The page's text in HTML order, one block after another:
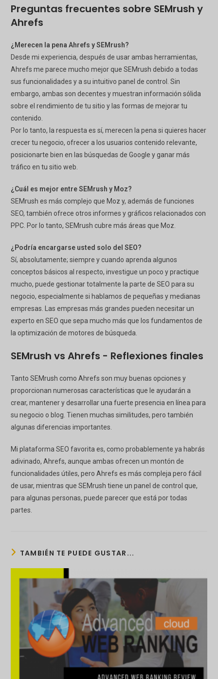
Preguntas frecuentes sobre SEMrush y
Ahrefs
¿Merecen la pena Ahrefs y SEMrush?
Desde mi experiencia, después de usar ambas herramientas,
Ahrefs me parece mucho mejor que SEMrush debido a todas
sus funcionalidades y a su intuitivo panel de control. Sin
embargo, ambas son decentes y muestran información sólida
sobre el rendimiento de tu sitio y las formas de mejorar tu
contenido.
Por lo tanto, la respuesta es sí, merecen la pena si quieres hacer
crecer tu negocio, ofrecer a los usuarios contenido relevante,
posicionarte bien en las búsquedas de Google y ganar más
tráfico en tu sitio web.
¿Cuál es mejor entre SEMrush y Moz?
SEMrush es más complejo que Moz y, además de funciones
SEO, también ofrece otros informes y gráficos relacionados con
PPC. Por lo tanto, SEMrush cubre más áreas que Moz.
¿Podría encargarse usted solo del SEO?
Sí, absolutamente; siempre y cuando aprenda algunos
conceptos básicos al respecto, investigue un poco y practique
mucho, puede gestionar totalmente la parte de SEO para su
negocio, especialmente si hablamos de pequeñas y medianas
empresas. Las empresas más grandes pueden necesitar un
experto en SEO que sepa mucho más que los fundamentos de
la optimización de motores de búsqueda.
SEMrush vs Ahrefs - Reflexiones finales
Tanto SEMrush como Ahrefs son muy buenas opciones y
proporcionan numerosas características que le ayudarán a
crear, mantener y desarrollar una fuerte presencia en línea para
su negocio o blog. Tienen muchas similitudes, pero también
algunas diferencias importantes.
Mi plataforma SEO favorita es, como probablemente ya habrás
adivinado, Ahrefs, aunque ambas ofrecen un montón de
funcionalidades útiles, pero Ahrefs es más compleja pero fácil
de usar, mientras que SEMrush tiene un panel de control que,
para algunas personas, puede parecer que está por todas
partes.
TAMBIÉN TE PUEDE GUSTAR...